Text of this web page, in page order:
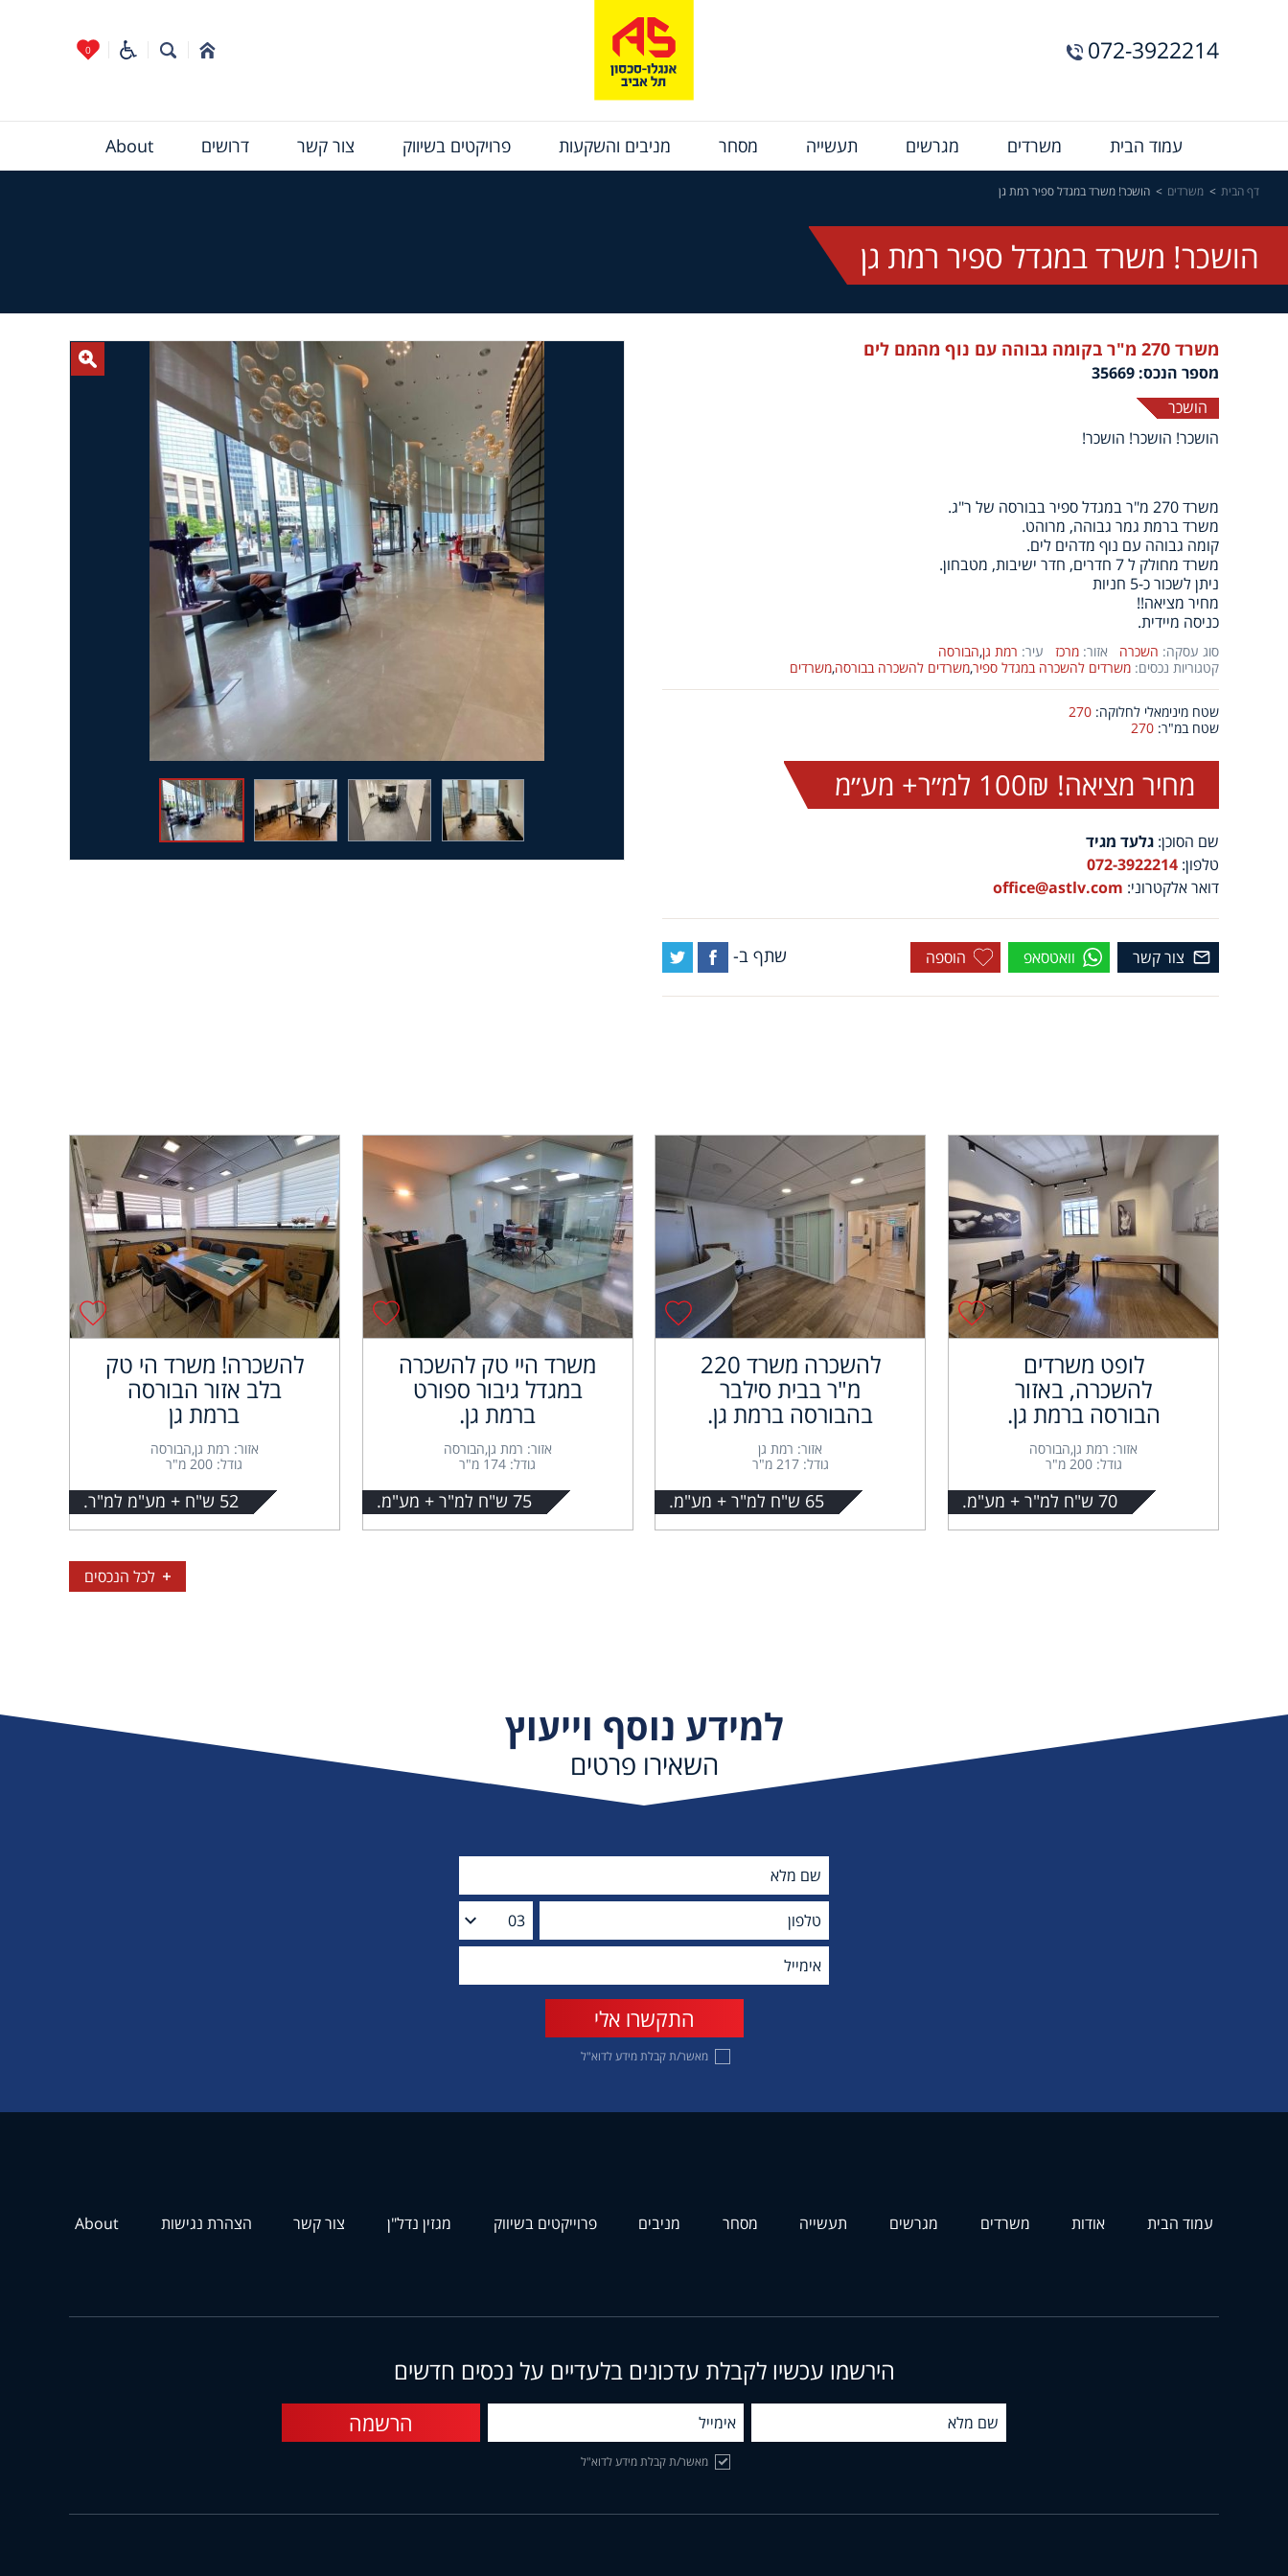
072-3922214
0
עמוד הבית משרדים מגרשים תעשייה מסחר מניבים והשקעות פרויקטים בשיווק צור קשר דרושים About
דף הבית משרדים הושכר! משרד במגדל ספיר רמת גן
הושכר! משרד במגדל ספיר רמת גן
משרד 270 מ"ר בקומה גבוהה עם נוף מהמם לים
מספר הנכס: 35669
הושכר
הושכר! הושכר! הושכר!
משרד 270 מ"ר במגדל ספיר בבורסה של ר"ג.
משרד ברמת גמר גבוהה, מרוהט.
קומה גבוהה עם נוף מדהים לים.
משרד מחולק ל 7 חדרים, חדר ישיבות, מטבחון.
ניתן לשכור כ-5 חניות
מחיר מציאה!!
כניסה מיידית.
סוג עסקה: השכרה אזור: מרכז עיר: רמת גן,הבורסה
קטגוריות נכסים: משרדים להשכרה במגדל ספיר,משרדים להשכרה בבורסה,משרדים
שטח מינימאלי לחלוקה: 270
שטח במ"ר: 270
מחיר מציאה! 100₪ למ״ר+ מע״מ
שם הסוכן: גלעד מגיד
טלפון: 072-3922214
דואר אלקטרוני: office@astlv.com
צור קשר וואטסאפ הוספה שתף ב-
לופט משרדים
להשכרה, באזור
הבורסה ברמת גן.
אזור: רמת גן,הבורסה
גודל: 200 מ"ר
70 ש"ח למ"ר + מע"מ.
להשכרה משרד 220
מ"ר בבית סילבר
בהבורסה ברמת גן.
אזור: רמת גן
גודל: 217 מ"ר
65 ש"ח למ"ר + מע"מ.
משרד היי טק להשכרה
במגדל גיבור ספורט
ברמת גן.
אזור: רמת גן,הבורסה
גודל: 174 מ"ר
75 ש"ח למ"ר + מע"מ.
להשכרה! משרד הי טק
בלב אזור הבורסה
ברמת גן
אזור: רמת גן,הבורסה
גודל: 200 מ"ר
52 ש"ח + מע"מ למ"ר.
לכל הנכסים
למידע נוסף וייעוץ
השאירו פרטים
מאשר/ת קבלת מידע לדוא"ל
עמוד הבית אודות משרדים מגרשים תעשייה מסחר מניבים פרוייקטים בשיווק מגזין נדל"ן צור קשר הצהרת נגישות About
הירשמו עכשיו לקבלת עדכונים בלעדיים על נכסים חדשים
מאשר/ת קבלת מידע לדוא"ל